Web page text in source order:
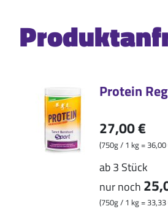
Protein
27,00 €
(750g / 1 kg = 36,00
ab 3 Stück
nur noch
(750g / 1 kg = 33,33